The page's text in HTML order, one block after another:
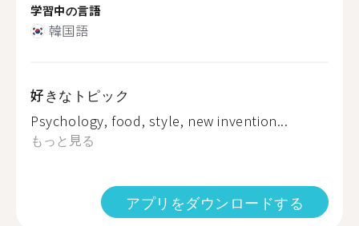
学習中の言語
韓国語
好きなトピック
Psychology, food, style, new invention...
もっと見る
アプリをダウンロードする